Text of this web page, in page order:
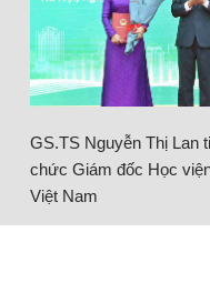
GS.TS Nguyễn Thị Lan
chức Giám đốc Học
Việt Nam